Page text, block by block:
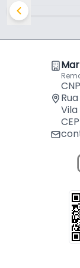
confortável do
ajuste
- 6 Metros (2